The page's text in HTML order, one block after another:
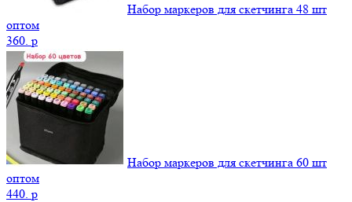
Набор маркеров для скетчинга 48 шт
оптом
360. p
Набор маркеров для скетчинга 60 шт
оптом
440. p